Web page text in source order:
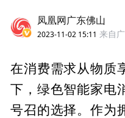
凤凰网广东佛山
2023-11-02 15:11 来自
在消费需求从物质
下，绿色智能家电
号召的选择。作为